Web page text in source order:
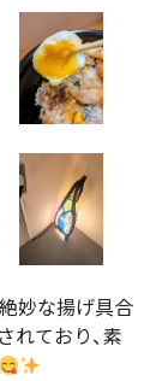
妙な揚げ具合
れており、素